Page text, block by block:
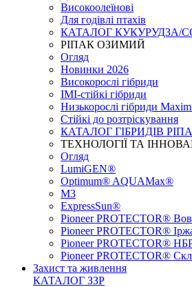
Високоолеїнові
Для годівлі птахів
КАТАЛОГ КУКУРУДЗА/
РІПАК ОЗИМИЙ
Огляд
Новинки 2026
Високорослі гібриди
IMI-стійкі гібриди
Низькорослі гібриди
Стійкі до розтріскування
КАТАЛОГ ГІБРИДІВ
ТЕХНОЛОГІЇ ТА
Огляд
LumiGEN®
Optimum® AQUAMax®
М3
ExpressSun®
Pioneer PROTECTOR®
Pioneer PROTECTOR®
Pioneer PROTECTOR®
Pioneer PROTECTOR®
Захист та живлення
КАТАЛОГ ЗЗР